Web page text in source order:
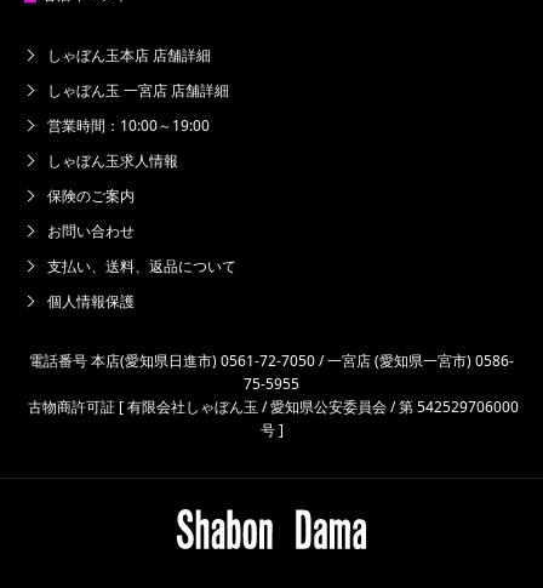
しゃぼん玉本店 店舗詳細
しゃぼん玉 一宮店 店舗詳細
営業時間：10:00～19:00
しゃぼん玉求人情報
保険のご案内
お問い合わせ
支払い、送料、返品について
個人情報保護
電話番号 本店(愛知県日進市) 0561-72-7050 / 一宮店 (愛知県一宮市) 0586-
75-5955
古物商許可証 [ 有限会社しゃぼん玉 / 愛知県公安委員会 / 第 542529706000
号 ]